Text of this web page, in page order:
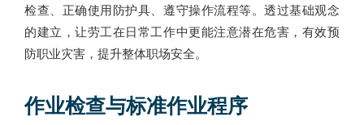
检查、正确使用防护具、遵守操作流程等。透过基础观念
的建立，让劳工在日常工作中更能注意潜在危害，有效预
防职业灾害，提升整体职场安全。
作业检查与标准作业程序